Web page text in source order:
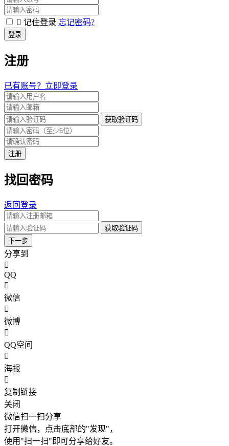
记住登录 忘记密码?
登录
注册
已有账号？立即登录
获取验证码
注册
找回密码
返回登录
获取验证码
下一步
分享到
QQ
微信
微博
QQ空间
海报
复制链接
关闭
微信扫一扫分享
打开微信，点击底部的"发现"，
使用"扫一扫"即可分享给好友。